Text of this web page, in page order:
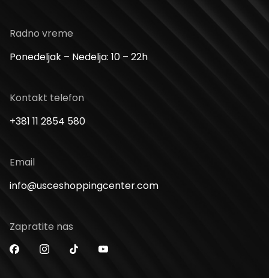
Radno vreme
Ponedeljak – Nedelja: 10 – 22h
Kontakt telefon
+381 11 2854 580
Email
info@usceshoppingcenter.com
Zapratite nas